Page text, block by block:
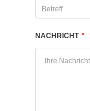
NACHRICHT *